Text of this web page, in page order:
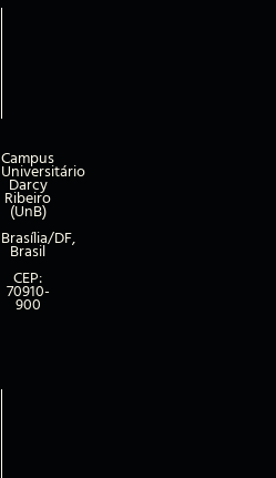
Campus
Universitário
Darcy
Ribeiro
(UnB)
Brasília/DF,
Brasil
CEP:
70910-
900